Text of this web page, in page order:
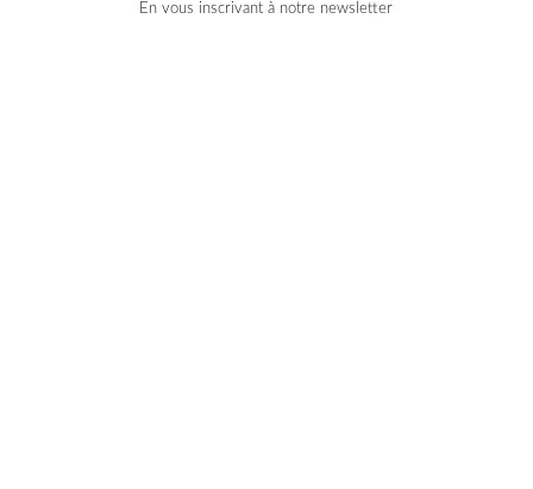
En vous inscrivant à notre newsletter